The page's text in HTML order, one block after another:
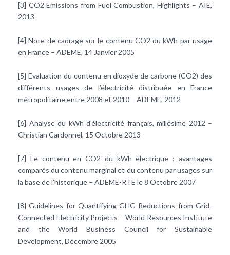
[3] CO2 Emissions from Fuel Combustion, Highlights – AIE,
2013
[4] Note de cadrage sur le contenu CO2 du kWh par usage
en France – ADEME, 14 Janvier 2005
[5] Evaluation du contenu en dioxyde de carbone (CO2) des
différents usages de l’électricité distribuée en France
métropolitaine entre 2008 et 2010 – ADEME, 2012
[6] Analyse du kWh d'électricité français, millésime 2012 –
Christian Cardonnel, 15 Octobre 2013
[7] Le contenu en CO2 du kWh électrique : avantages
comparés du contenu marginal et du contenu par usages sur
la base de l’historique – ADEME-RTE le 8 Octobre 2007
[8] Guidelines for Quantifying GHG Reductions from Grid-
Connected Electricity Projects – World Resources Institute
and the World Business Council for Sustainable
Development, Décembre 2005